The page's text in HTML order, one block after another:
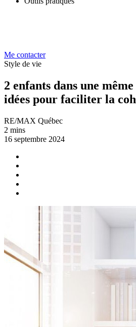
Me contacter
Style de vie
2 enfants dans une
idées pour faciliter la
RE/MAX Québec
2 mins
16 septembre 2024